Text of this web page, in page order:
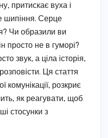
притискає вуха і
шипіння. Серце
Чи образили ви
просто не в гуморі?
звук, а ціла історія,
Ця стаття
комунікації, розкриє
як реагувати, щоб
стосунки з